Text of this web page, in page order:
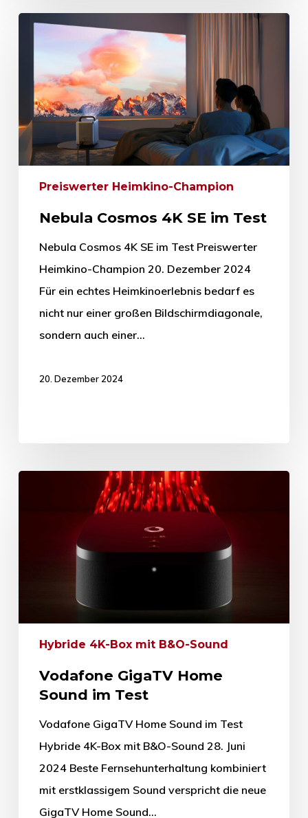
Preiswerter Heimkino-Champion
Nebula Cosmos 4K SE im Test
Nebula Cosmos 4K SE im Test Preiswerter
Heimkino-Champion 20. Dezember 2024
Für ein echtes Heimkinoerlebnis bedarf es
nicht nur einer großen Bildschirmdiagonale,
sondern auch einer…
20. Dezember 2024
Hybride 4K-Box mit B&O-Sound
Vodafone GigaTV Home
Sound im Test
Vodafone GigaTV Home Sound im Test
Hybride 4K-Box mit B&O-Sound 28. Juni
2024 Beste Fernsehunterhaltung kombiniert
mit erstklassigem Sound verspricht die neue
GigaTV Home Sound…